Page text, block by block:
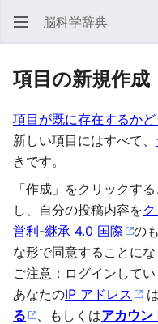
脳科学辞典
項目の新規作成
項目が既に存在するか
新しい項目にはすべて、
きです。
「作成」をクリックす
し、自分の投稿内容を
営利-継承 4.0 国際
の
な形で同意することにな
ご注意：ログインして
あなたのIP アドレス
る
、もしくはアカウン